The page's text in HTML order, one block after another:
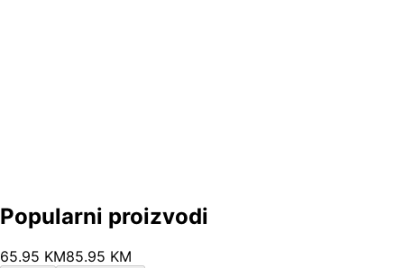
Popularni proizvodi
65.95 KM85.95 KM